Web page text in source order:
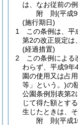
は、なお従前の例
附 則(平成
(施行期日)
1
この条例は、平
第2の改正規定は
(経過措置)
2
この条例によ
わらず、平成9年
園の使用又は占
等」という。)の
公園条例別表第2
じて得た額とする
生じたときは、
附 則(平成